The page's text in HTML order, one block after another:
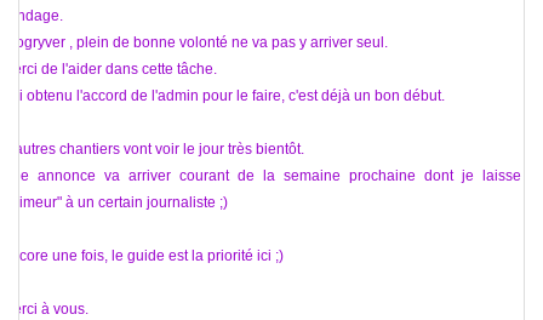
sondage.
@ogryver , plein de bonne volonté ne va pas y arriver seul.
Merci de l'aider dans cette tâche.
J'ai obtenu l'accord de l'admin pour le faire, c'est déjà un bon début.
D'autres chantiers vont voir le jour très bientôt.
Une annonce va arriver courant de la semaine prochaine dont je laisse la
"primeur" à un certain journaliste ;)
Encore une fois, le guide est la priorité ici ;)
Merci à vous.